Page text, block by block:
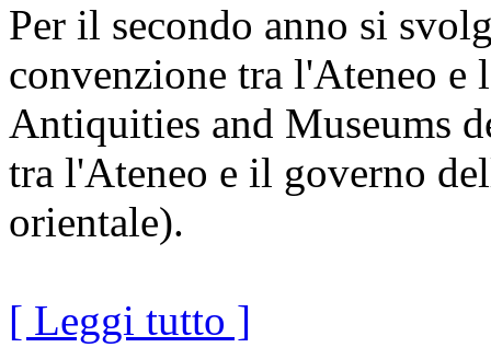
Per il secondo anno si
convenzione tra l'Ateneo
Antiquities and Museums
tra l'Ateneo e il governo
orientale).
[ Leggi tutto ]